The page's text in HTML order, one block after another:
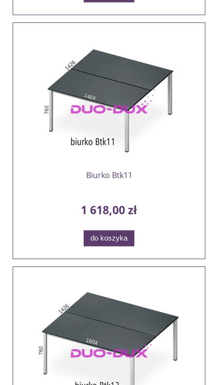
Biurko Btk11
1 618,00 zł
do koszyka